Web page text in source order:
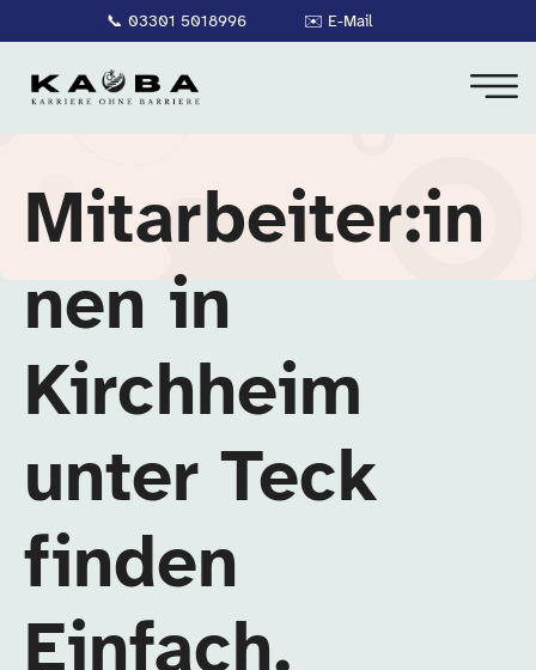
📞 03301 5018996 ✉️ E-Mail
Mitarbeiter:in
nen in
Kirchheim
unter Teck
finden
Einfach.